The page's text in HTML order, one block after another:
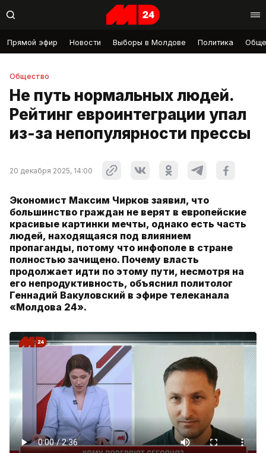
Прямой эфир Новости Выборы в Молдове Политика
Общество
Не путь нормальных людей.
Рейтинг евроинтеграции упал
из-за непопулярности прессы
20 декабря 2025, 14:00
Экономист Максим Чирков заявил, что
большинство граждан не верят в европейские
красивые картинки мечты, однако есть часть
людей, находящаяся под влиянием
пропаганды, потому что инфополе в стране
полностью зачищено. Почему власть
продолжает идти по этому пути, несмотря на
его непродуктивность, объяснил политолог
Геннадий Вакуловский в эфире телеканала
«Молдова 24».